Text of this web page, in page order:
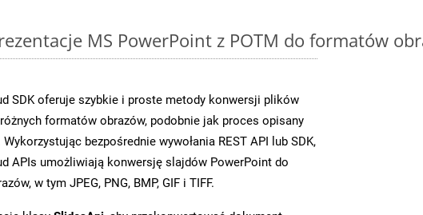
MS PowerPoint z POTM do formatów
SDK oferuje szybkie i proste metody konwersji plików
formatów obrazów, podobnie jak proces opisany
bezpośrednie wywołania REST API lub SDK,
APIs umożliwiają konwersję slajdów PowerPoint do
w tym JPEG, PNG, BMP, GIF i TIFF.